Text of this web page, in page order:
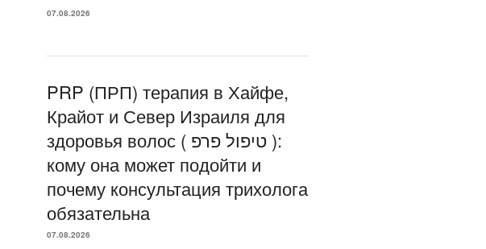
07.08.2026
PRP (ПРП) терапия в Хайфе,
Крайот и Север Израиля для
здоровья волос ( טיפול פרפ ):
кому она может подойти и
почему консультация трихолога
обязательна
07.08.2026